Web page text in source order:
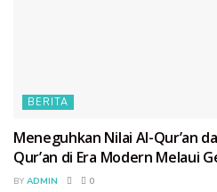
BERITA
Meneguhkan Nilai Al-Qur’an
Qur’an di Era Modern Melaui
BY ADMIN 0